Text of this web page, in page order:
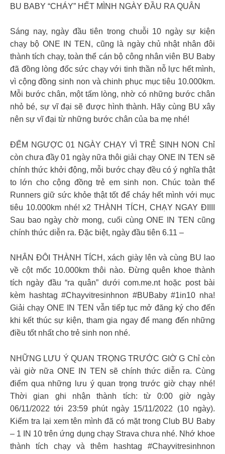
BU BABY “CHÁY” HẾT MÌNH NGÀY ĐẦU RA QUÂN
Sáng nay, ngày đầu tiên trong chuỗi 10 ngày sự kiện
chạy bộ ONE IN TEN, cũng là ngày chủ nhật nhân đôi
thành tích chạy, toàn thể cán bộ công nhân viên BU Baby
đã đồng lòng đốc sức chạy với tinh thần nỗ lực hết mình,
vì cộng đồng sinh non và chinh phục mục tiêu 10.000km.
Mỗi bước chân, một tấm lòng, nhờ có những bước chân
nhỏ bé, sự vĩ đại sẽ được hình thành. Hãy cùng BU xây
nên sự vĩ đại từ những bước chân của ba mẹ nhé!
ĐẾM NGƯỢC 01 NGÀY CHẠY VÌ TRẺ SINH NON Chỉ
còn chưa đầy 01 ngày nữa thôi giải chạy ONE IN TEN sẽ
chính thức khởi động, mỗi bước chạy đều có ý nghĩa thật
to lớn cho cộng đồng trẻ em sinh non. Chúc toàn thể
Runners giữ sức khỏe thật tốt để cháy hết mình với mục
tiêu 10.000km nhé! x2 THÀNH TÍCH, CHẠY NGAY ĐIIII
Sau bao ngày chờ mong, cuối cùng ONE IN TEN cũng
chính thức diễn ra. Đặc biệt, ngày đầu tiên 6.11 –
NHÂN ĐÔI THÀNH TÍCH, xách giày lên và cùng BU lao
về cột mốc 10.000km thôi nào. Đừng quên khoe thành
tích ngày đầu “ra quân” dưới com.me.nt hoặc post bài
kèm hashtag #Chayvitresinhnon #BUBaby #1in10 nha!
Giải chạy ONE IN TEN vẫn tiếp tục mở đăng ký cho đến
khi kết thúc sự kiện, tham gia ngay để mang đến những
điều tốt nhất cho trẻ sinh non nhé.
NHỮNG LƯU Ý QUAN TRỌNG TRƯỚC GIỜ G Chỉ còn
vài giờ nữa ONE IN TEN sẽ chính thức diễn ra. Cùng
điểm qua những lưu ý quan trọng trước giờ chạy nhé!
Thời gian ghi nhận thành tích: từ 0:00 giờ ngày
06/11/2022 tới 23:59 phút ngày 15/11/2022 (10 ngày).
Kiểm tra lại xem tên mình đã có mặt trong Club BU Baby
– 1 IN 10 trên ứng dụng chạy Strava chưa nhé. Nhớ khoe
thành tích chạy và thêm hashtag #Chayvitresinhnon